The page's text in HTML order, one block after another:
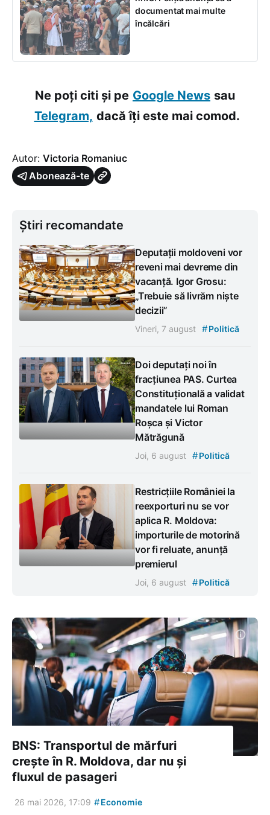
documentat mai multe
încălcări
Ne poți citi și pe Google News sau
Telegram, dacă îți este mai comod.
Autor: Victoria Romaniuc
Abonează-te
Știri recomandate
Deputații moldoveni vor
reveni mai devreme din
vacanță. Igor Grosu:
„Trebuie să livrăm niște
decizii”
Vineri, 7 august #Politică
Doi deputați noi în
fracțiunea PAS. Curtea
Constituțională a validat
mandatele lui Roman
Roșca și Victor
Mătrăgună
Joi, 6 august #Politică
Restricțiile României la
reexporturi nu se vor
aplica R. Moldova:
importurile de motorină
vor fi reluate, anunță
premierul
Joi, 6 august #Politică
BNS: Transportul de mărfuri
crește în R. Moldova, dar nu și
fluxul de pasageri
26 mai 2026, 17:09 #Economie